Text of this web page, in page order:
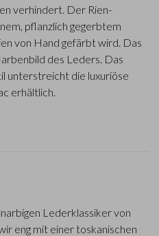
verhindert. Der Rien-
pflanzlich gegerbtem
von Hand gefärbt wird. Das
des Leders. Das
unterstreicht die luxuriöse
erhältlich.
Lederklassiker von
eng mit einer toskanischen